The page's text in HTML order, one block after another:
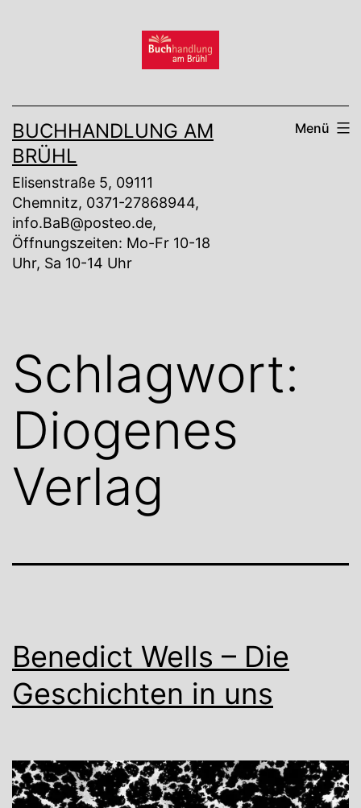
BUCHHANDLUNG AM
BRÜHL
Elisenstraße 5, 09111
Chemnitz, 0371-27868944,
info.BaB@posteo.de,
Öffnungszeiten: Mo-Fr 10-18
Uhr, Sa 10-14 Uhr
Menü
Schlagwort:
Diogenes
Verlag
Benedict Wells – Die
Geschichten in uns